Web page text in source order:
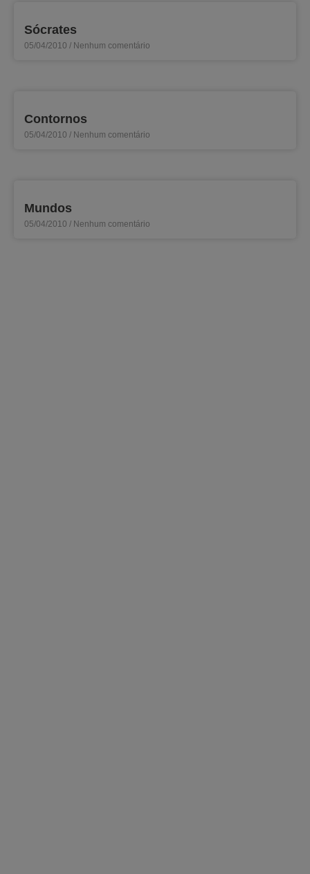
Sócrates
05/04/2010 Nenhum comentário
Contornos
05/04/2010 Nenhum comentário
Mundos
05/04/2010 Nenhum comentário